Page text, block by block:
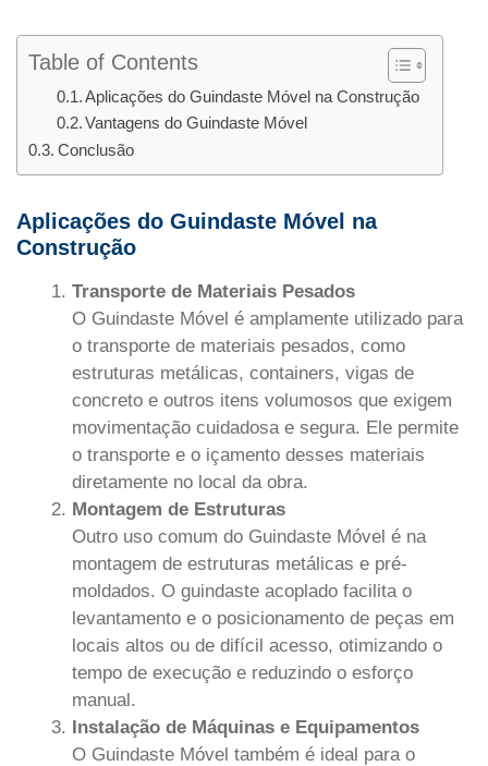
Table of Contents
Aplicações do Guindaste Móvel na Construção
Vantagens do Guindaste Móvel
Conclusão
Aplicações do Guindaste Móvel na
Construção
Transporte de Materiais Pesados
O Guindaste Móvel é amplamente utilizado para
o transporte de materiais pesados, como
estruturas metálicas, containers, vigas de
concreto e outros itens volumosos que exigem
movimentação cuidadosa e segura. Ele permite
o transporte e o içamento desses materiais
diretamente no local da obra.
Montagem de Estruturas
Outro uso comum do Guindaste Móvel é na
montagem de estruturas metálicas e pré-
moldados. O guindaste acoplado facilita o
levantamento e o posicionamento de peças em
locais altos ou de difícil acesso, otimizando o
tempo de execução e reduzindo o esforço
manual.
Instalação de Máquinas e Equipamentos
O Guindaste Móvel também é ideal para o